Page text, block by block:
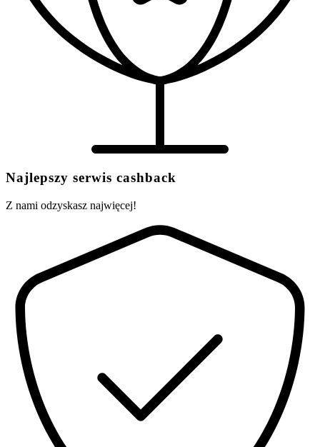
Najlepszy serwis cashback
Z nami odzyskasz najwięcej!